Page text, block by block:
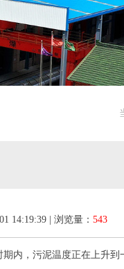
14:19:39 | 浏览量： 543
内，污泥温度正在上升